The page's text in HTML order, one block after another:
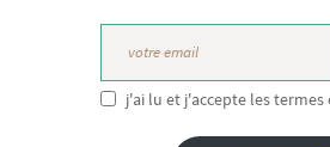
j'ai lu et j'accepte les